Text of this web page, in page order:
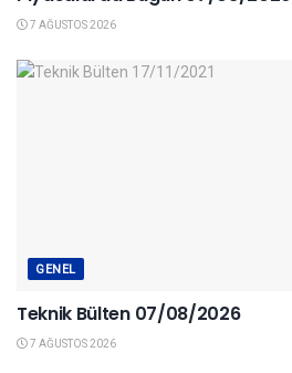
7 AĞUSTOS 2026
GENEL
Teknik Bülten 07/08/2026
7 AĞUSTOS 2026